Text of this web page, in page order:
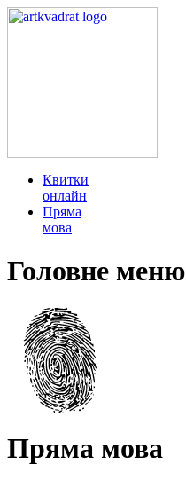
Квитки
онлайн
Пряма
мова
Головне меню
Пряма мова